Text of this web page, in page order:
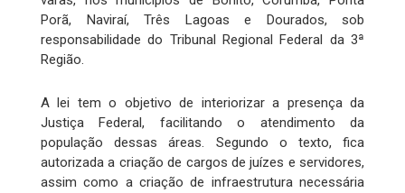
Porã, Naviraí, Três Lagoas e Dourados, sob
responsabilidade do Tribunal Regional Federal da 3ª
Região.
A lei tem o objetivo de interiorizar a presença da
Justiça Federal, facilitando o atendimento da
população dessas áreas. Segundo o texto, fica
autorizada a criação de cargos de juízes e servidores,
assim como a criação de infraestrutura necessária